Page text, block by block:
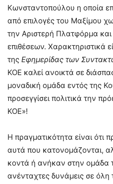
Κωνσταντοπούλου η οποία
από επιλογές του Μαξίμου
την Αριστερή Πλατφόρμα
επιθέσεων. Χαρακτηριστικά
της Εφημερίδας των
ΚΟΕ καλεί ανοικτά σε
μοναδική ομάδα εντός της
προσεγγίσει πολιτικά την
ΚΟΕ»!
Η πραγματικότητα είναι ότι
αυτά που κατονομάζονται,
κοντά ή ανήκαν στην ομάδα
ανένταχτες δυνάμεις σε